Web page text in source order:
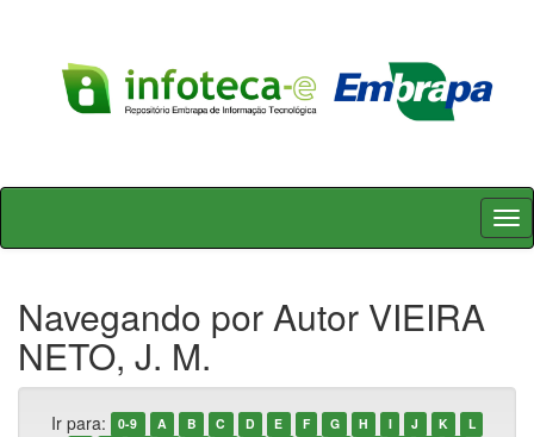
Skip
Navegando por Autor VIEIRA
NETO, J. M.
Ir para: 0-9 A B C D E F G H I J K
L